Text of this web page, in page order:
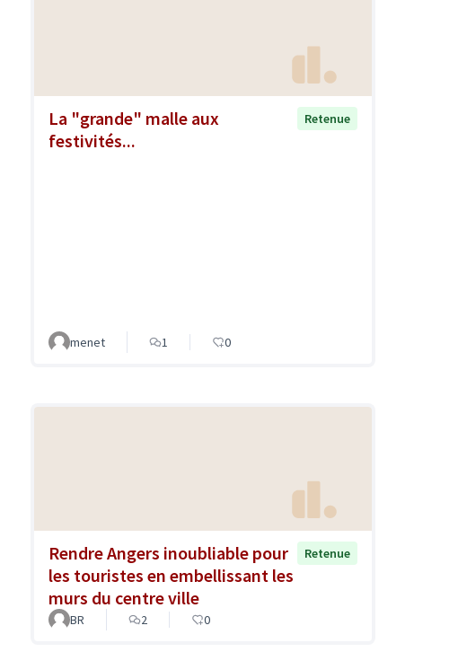
La "grande" malle aux
festivités...
Retenue
menet 1 0
Rendre Angers inoubliable pour
les touristes en embellissant les
murs du centre ville
Retenue
BR 2 0